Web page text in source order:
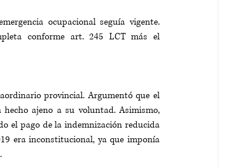
ocupacional seguía vigente.
conforme art. 245 LCT más el
provincial. Argumentó que el
ajeno a su voluntad. Asimismo,
el pago de la indemnización reducida
era inconstitucional, ya que imponía